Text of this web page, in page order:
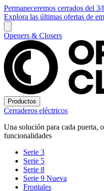
Permaneceremos cerrados del
Explora las últimas ofertas de
Openers & Closers
Productos
Cerraderos eléctricos
Una solución para cada puerta,
funcionalidades
Serie 3
Serie 5
Serie 8
Serie 9 Nueva
Frontales